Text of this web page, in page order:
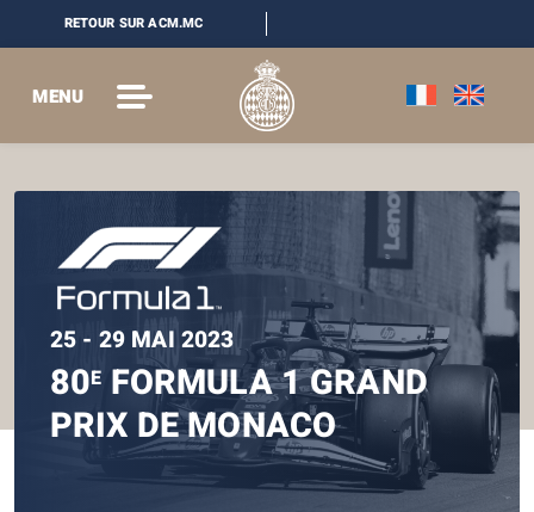
RETOUR SUR ACM.MC
MENU
25 - 29 MAI 2023
80E FORMULA 1 GRAND
PRIX DE MONACO